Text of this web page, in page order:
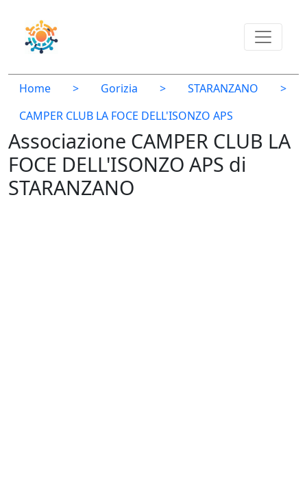
Home > Gorizia > STARANZANO
>
CAMPER CLUB LA FOCE DELL'ISONZO APS
Associazione CAMPER CLUB LA
FOCE DELL'ISONZO APS di
STARANZANO